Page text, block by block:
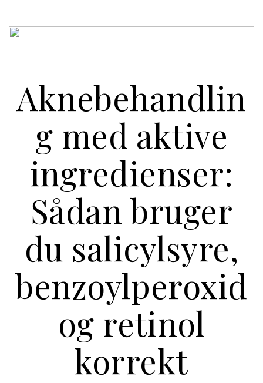
Aknebehandlin
g med aktive
ingredienser:
Sådan bruger
du salicylsyre,
benzoylperoxid
og retinol
korrekt